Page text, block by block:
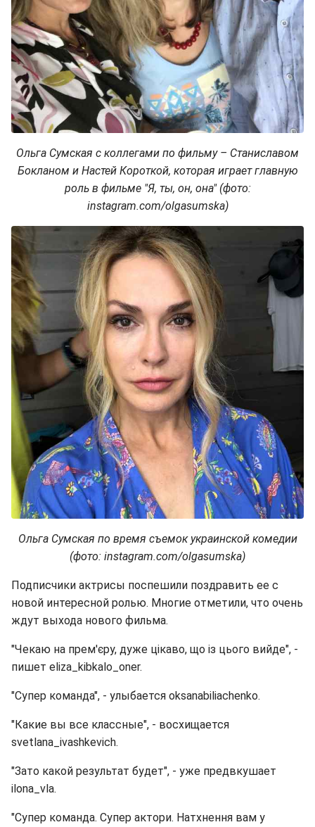
Ольга Сумская с коллегами по фильму – Станиславом
Бокланом и Настей Короткой, которая играет главную
роль в фильме "Я, ты, он, она" (фото:
instagram.com/olgasumska)
Ольга Сумская по время съемок украинской комедии
(фото: instagram.com/olgasumska)
Подписчики актрисы поспешили поздравить ее с
новой интересной ролью. Многие отметили, что очень
ждут выхода нового фильма.
"Чекаю на прем'єру, дуже цікаво, що із цього вийде", -
пишет eliza_kibkalo_oner.
"Супер команда", - улыбается oksanabiliachenko.
"Какие вы все классные", - восхищается
svetlana_ivashkevich.
"Зато какой результат будет", - уже предвкушает
ilona_vla.
"Супер команда. Супер актори. Натхнення вам у